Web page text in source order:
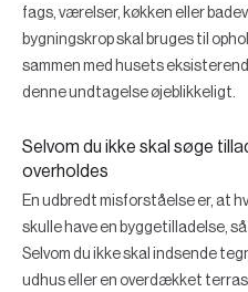
fags, værelser, køkken eller
bygningskrop skal bruges til
sammen med husets
denne undtagelse øjeblikkeligt.
Selvom du ikke skal søge
overholdes
En udbredt misforståelse er, at
skulle have en byggetilladelse,
Selvom du ikke skal indsende
udhus eller en overdækket